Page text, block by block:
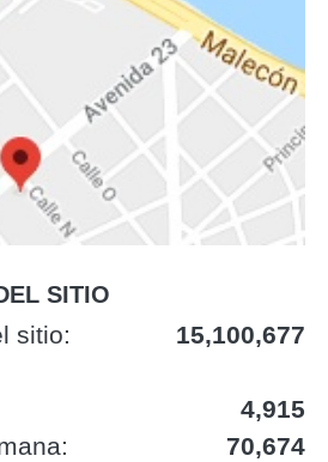
SITIO
sitio:‎
15,100,677
4,915
70,674